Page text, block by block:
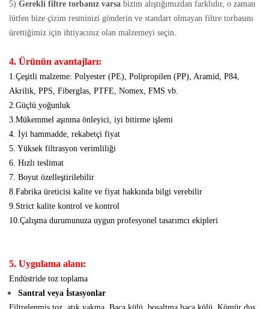
5) Gerekli filtre torbanız varsa bizim alıştığımızdan farklıdır, o zaman
lütfen bize çizim resminizi gönderin ve standart olmayan filtre torbasını
ürettiğimiz için ihtiyacınız olan malzemeyi seçin.
4. Ürünün avantajları:
1.Çeşitli malzeme: Polyester (PE), Polipropilen (PP), Aramid, P84,
Akrilik, PPS, Fiberglas, PTFE, Nomex, FMS vb.
2.Güçlü yoğunluk
3.Mükemmel aşınma önleyici, iyi bitirme işlemi
4. İyi hammadde, rekabetçi fiyat
5. Yüksek filtrasyon verimliliği
6. Hızlı teslimat
7. Boyut özelleştirilebilir
8.Fabrika üreticisi kalite ve fiyat hakkında bilgi verebilir
9.Strict kalite kontrol ve kontrol
10.Çalışma durumunuza uygun profesyonel tasarımcı ekipleri
5. Uygulama alanı:
Endüstride toz toplama
Santral veya İstasyonlar